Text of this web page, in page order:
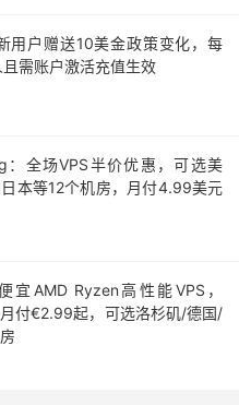
用户赠送10美金政策变化，每
需账户激活充值生效
：全场VPS半价优惠，可选美
本等12个机房，月付4.99美元
宜AMD Ryzen高性能VPS，
付€2.99起，可选洛杉矶/德国/